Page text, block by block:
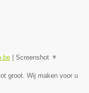
| Screenshot ▼
groot. Wij maken voor u